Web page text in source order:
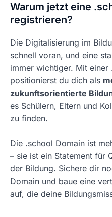
Warum jetzt eine
registrieren?
Die Digitalisierung im
schnell voran, und eine
immer wichtiger. Mit einer
positionierst du dich als
zukunftsorientierte
es Schülern, Eltern und
zu finden.
Die .school Domain ist
– sie ist ein Statement für
der Bildung. Sichere dir
Domain und baue eine
auf, die deine